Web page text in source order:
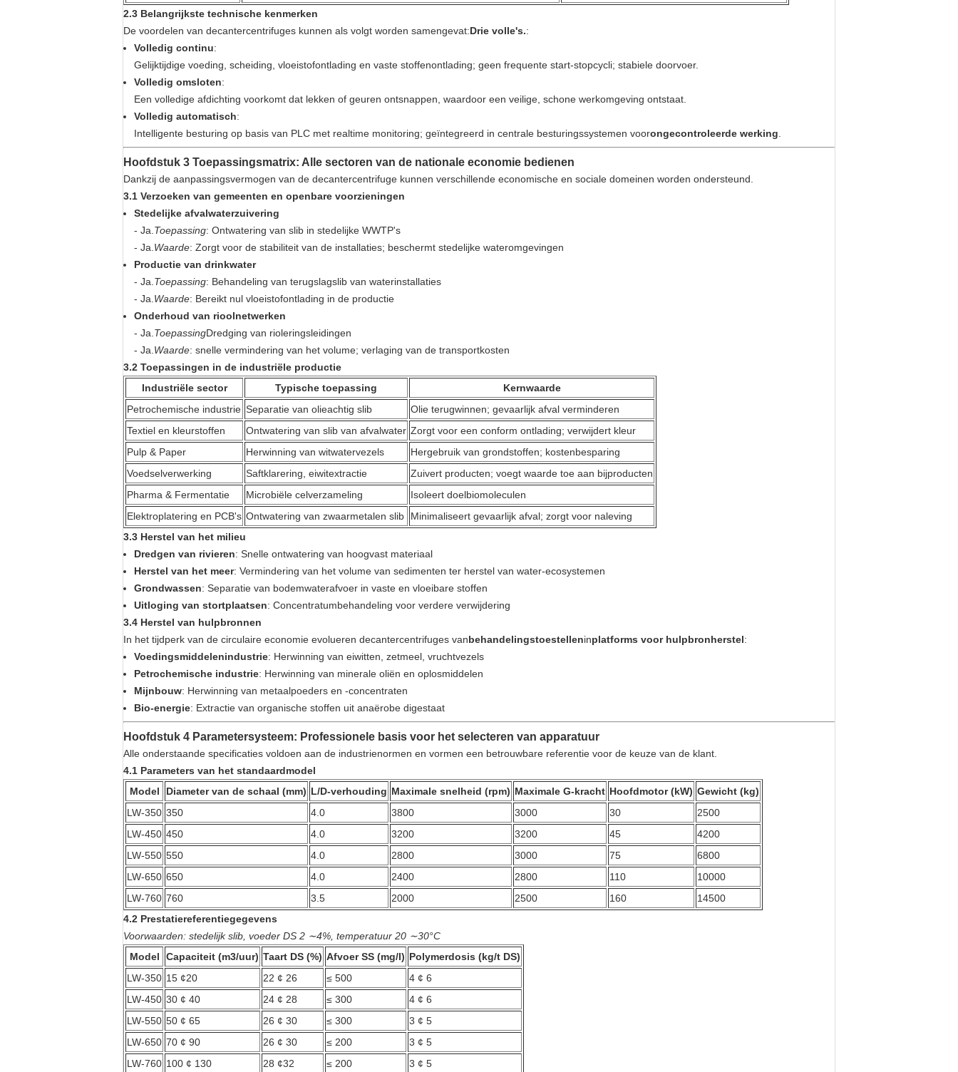
2.3 Belangrijkste technische kenmerken
De voordelen van decantercentrifuges kunnen als volgt worden samengevat:Drie volle's.:
Volledig continu:
Gelijktijdige voeding, scheiding, vloeistofontlading en vaste stoffenontlading; geen frequente start-stopcycli; stabiele doorvoer.
Volledig omsloten:
Een volledige afdichting voorkomt dat lekken of geuren ontsnappen, waardoor een veilige, schone werkomgeving ontstaat.
Volledig automatisch:
Intelligente besturing op basis van PLC met realtime monitoring; geïntegreerd in centrale besturingssystemen voorongecontroleerde werking
Hoofdstuk 3 Toepassingsmatrix: Alle sectoren van de nationale economie bedienen
Dankzij de aanpassingsvermogen van de decantercentrifuge kunnen verschillende economische en sociale domeinen worden ondersteund.
3.1 Verzoeken van gemeenten en openbare voorzieningen
Stedelijke afvalwaterzuivering
- Ja. Toepassing: Ontwatering van slib in stedelijke WWTP's
- Ja. Waarde: Zorgt voor de stabiliteit van de installaties; beschermt stedelijke wateromgevingen
Productie van drinkwater
- Ja. Toepassing: Behandeling van terugslagslib van waterinstallaties
- Ja. Waarde: Bereikt nul vloeistofontlading in de productie
Onderhoud van rioolnetwerken
- Ja. ToepassingDredging van rioleringsleidingen
- Ja. Waarde: snelle vermindering van het volume; verlaging van de transportkosten
3.2 Toepassingen in de industriële productie
Industriële sector
Typische toepassing
Kernwaarde
Petrochemische industrie Separatie van olieachtig slib
Olie terugwinnen; gevaarlijk afval verminderen
Textiel en kleurstoffen
Ontwatering van slib van afvalwater Zorgt voor een conform ontlading; verwijdert kleur
Pulp & Paper
Herwinning van witwatervezels
Hergebruik van grondstoffen; kostenbesparing
Voedselverwerking
Saftklarering, eiwitextractie
Zuivert producten; voegt waarde toe aan bijproducten
Pharma & Fermentatie
Microbiële celverzameling
Isoleert doelbiomoleculen
Elektroplatering en PCB's Ontwatering van zwaarmetalen slib
Minimaliseert gevaarlijk afval; zorgt voor naleving
3.3 Herstel van het milieu
Dredgen van rivieren: Snelle ontwatering van hoogvast materiaal
Herstel van het meer: Vermindering van het volume van sedimenten ter herstel van water-ecosystemen
Grondwassen: Separatie van bodemwaterafvoer in vaste en vloeibare stoffen
Uitloging van stortplaatsen: Concentratumbehandeling voor verdere verwijdering
3.4 Herstel van hulpbronnen
In het tijdperk van de circulaire economie evolueren decantercentrifuges vanbehandelingstoestelleninplatforms voor hulpbronherstel:
Voedingsmiddelenindustrie: Herwinning van eiwitten, zetmeel, vruchtvezels
Petrochemische industrie: Herwinning van minerale oliën en oplosmiddelen
Mijnbouw: Herwinning van metaalpoeders en -concentraten
Bio-energie: Extractie van organische stoffen uit anaërobe digestaat
Hoofdstuk 4 Parametersysteem: Professionele basis voor het selecteren van apparatuur
Alle onderstaande specificaties voldoen aan de industrienormen en vormen een betrouwbare referentie voor de keuze van de klant.
4.1 Parameters van het standaardmodel
Model
Diameter van de schaal (mm) L/D-verhouding Maximale snelheid (rpm) Maximale G-kracht Hoofdmotor (kW) Gewicht (kg)
LW-350 350 4.0 3800 3000 30
2500
LW-450 450 4.0 3200 3200 45
4200
LW-550 550 4.0 2800 3000 75
6800
LW-650 650 4.0 2400 2800 110
10000
LW-760 760 3.5 2000 2500 160
14500
4.2 Prestatiereferentiegegevens
Voorwaarden: stedelijk slib, voeder DS 2 ∼4%, temperatuur 20 ∼30°C
Model
Capaciteit (m3/uur) Taart DS (%) Afvoer SS (mg/l) Polymerdosis (kg/t DS)
LW-350 15 ¢20 22 ¢ 26 ≤ 500
4 ¢ 6
LW-450 30 ¢ 40 24 ¢ 28 ≤ 300
4 ¢ 6
LW-550 50 ¢ 65 26 ¢ 30 ≤ 300
3 ¢ 5
LW-650 70 ¢ 90 26 ¢ 30 ≤ 200
3 ¢ 5
LW-760 100 ¢ 130 28 ¢32 ≤ 200 3 ¢ 5